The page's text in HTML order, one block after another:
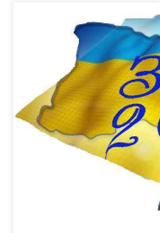
Реєстрація на пробні
січня, повідомляє
“Пробне ЗНО з
березня, з історії
фізики, хімії, іноземних
та французької) — 23
тестування кожний